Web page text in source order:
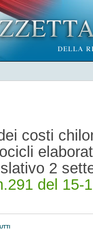
costi
2
del 15-